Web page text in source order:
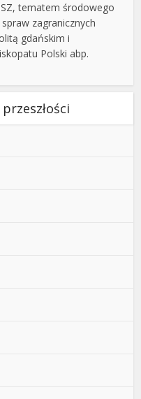
tematem środowego
zagranicznych
gdańskim i
Polski abp.